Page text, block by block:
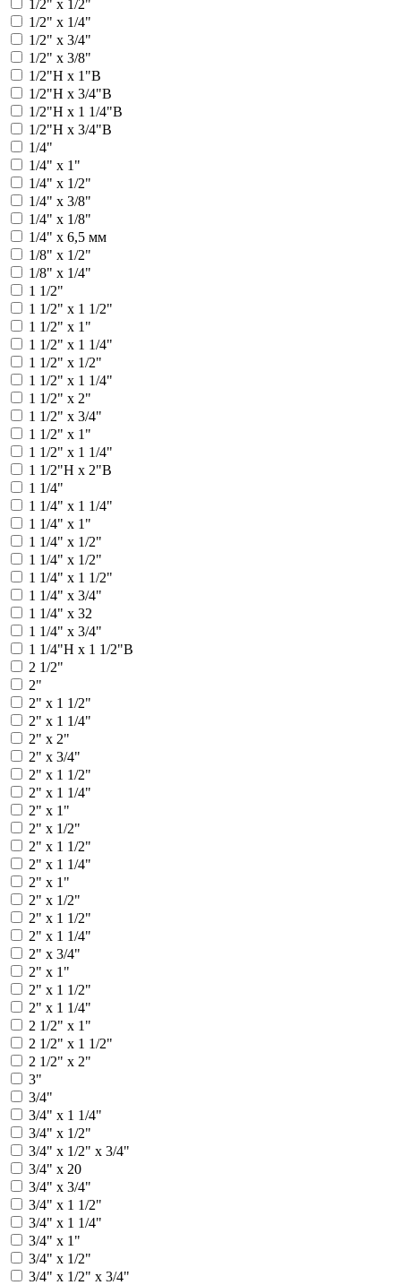
1/2" х 1/2"
1/2" х 1/4"
1/2" х 3/4"
1/2" х 3/8"
1/2"Н х 1"В
1/2"Н х 3/4"В
1/2"Н x 1 1/4"В
1/2"Н х 3/4"В
1/4"
1/4" х 1"
1/4" х 1/2"
1/4" х 3/8"
1/4" x 1/8"
1/4" x 6,5 мм
1/8" x 1/2"
1/8" x 1/4"
1 1/2"
1 1/2" x 1 1/2"
1 1/2" х 1"
1 1/2" х 1 1/4"
1 1/2" x 1/2"
1 1/2" x 1 1/4"
1 1/2" x 2"
1 1/2" x 3/4"
1 1/2" х 1"
1 1/2" х 1 1/4"
1 1/2"Н x 2"В
1 1/4"
1 1/4" x 1 1/4"
1 1/4" х 1"
1 1/4" х 1/2"
1 1/4" x 1/2"
1 1/4" x 1 1/2"
1 1/4" x 3/4"
1 1/4" x 32
1 1/4" х 3/4"
1 1/4"Н х 1 1/2"В
2 1/2"
2"
2" x 1 1/2"
2" x 1 1/4"
2" x 2"
2" x 3/4"
2" х 1 1/2"
2" х 1 1/4"
2" х 1"
2" х 1/2"
2" х 1 1/2"
2" х 1 1/4"
2" x 1"
2" x 1/2"
2" x 1 1/2"
2" x 1 1/4"
2" x 3/4"
2" х 1"
2" х 1 1/2"
2" х 1 1/4"
2 1/2" x 1"
2 1/2" x 1 1/2"
2 1/2" x 2"
3"
3/4"
3/4" x 1 1/4"
3/4" x 1/2"
3/4" x 1/2" x 3/4"
3/4" x 20
3/4" x 3/4"
3/4" х 1 1/2"
3/4" х 1 1/4"
3/4" х 1"
3/4" х 1/2"
3/4" х 1/2" х 3/4"